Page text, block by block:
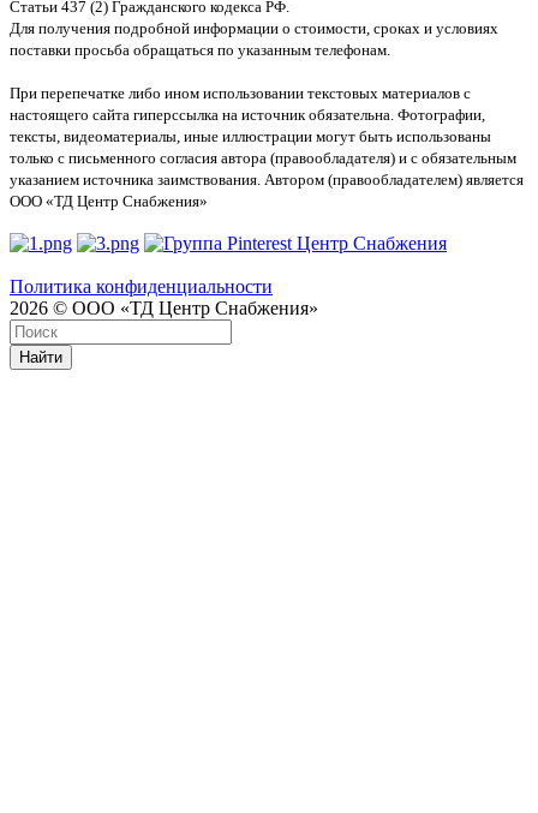
Статьи 437 (2) Гражданского кодекса РФ.
Для получения подробной информации о стоимости, сроках и условиях
поставки просьба обращаться по указанным телефонам.
При перепечатке либо ином использовании текстовых материалов с
настоящего сайта гиперссылка на источник обязательна. Фотографии,
тексты, видеоматериалы, иные иллюстрации могут быть использованы
только с письменного согласия автора (правообладателя) и с обязательным
указанием источника заимствования. Автором (правообладателем) является
ООО «ТД Центр Снабжения»
Политика конфиденциальности
2026 © ООО «ТД Центр Снабжения»
Найти